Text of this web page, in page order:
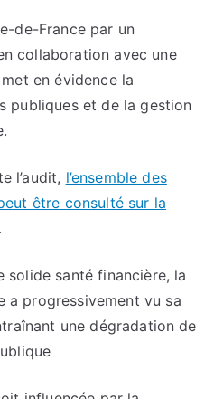
de-France par un
collaboration avec une
en évidence la
publiques et de la gestion
l’audit, l’ensemble des
être consulté sur la
.
solide santé financière, la
a progressivement vu sa
une dégradation de